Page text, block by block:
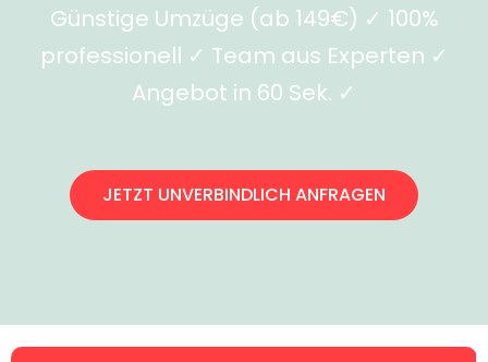
Günstige Umzüge (ab 149€) ✓ 100%
professionell ✓ Team aus Experten ✓
Angebot in 60 Sek. ✓
JETZT UNVERBINDLICH ANFRAGEN